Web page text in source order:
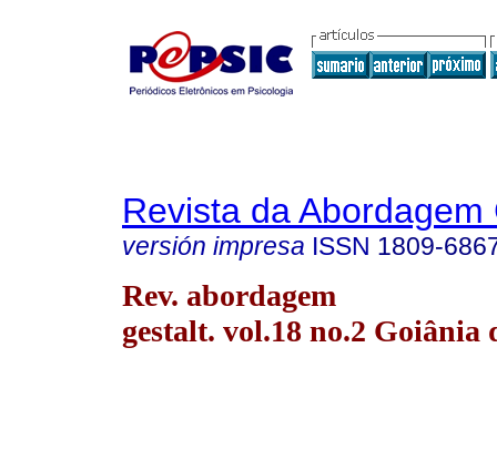
Revista da Abordagem
versión impresa ISSN 1809-
Rev. abordagem
gestalt. vol.18 no.2 Goiânia